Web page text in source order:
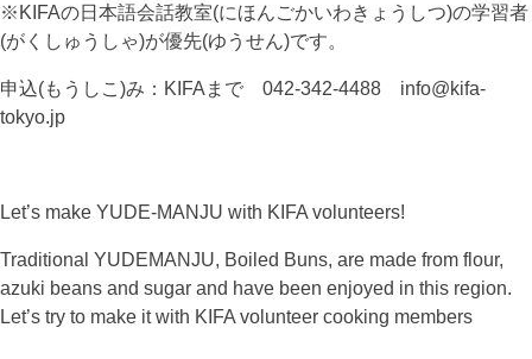
※KIFAの日本語会話教室(にほんごかいわきょうしつ)の学習者
(がくしゅうしゃ)が優先(ゆうせん)です。
申込(もうしこ)み：KIFAまで 042-342-4488 info@kifa-
tokyo.jp
Let’s make YUDE-MANJU with KIFA volunteers!
Traditional YUDEMANJU, Boiled Buns, are made from flour,
azuki beans and sugar and have been enjoyed in this region.
Let’s try to make it with KIFA volunteer cooking members